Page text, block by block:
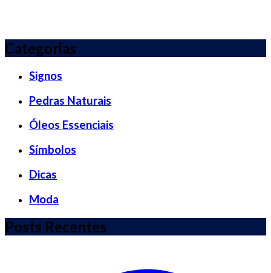
Categorias
Signos
Pedras Naturais
Óleos Essenciais
Símbolos
Dicas
Moda
Posts Recentes